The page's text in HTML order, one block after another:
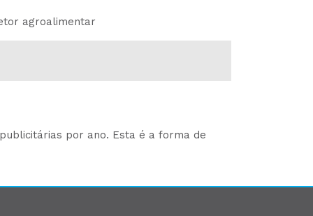
agroalimentar
por ano. Esta é a forma de